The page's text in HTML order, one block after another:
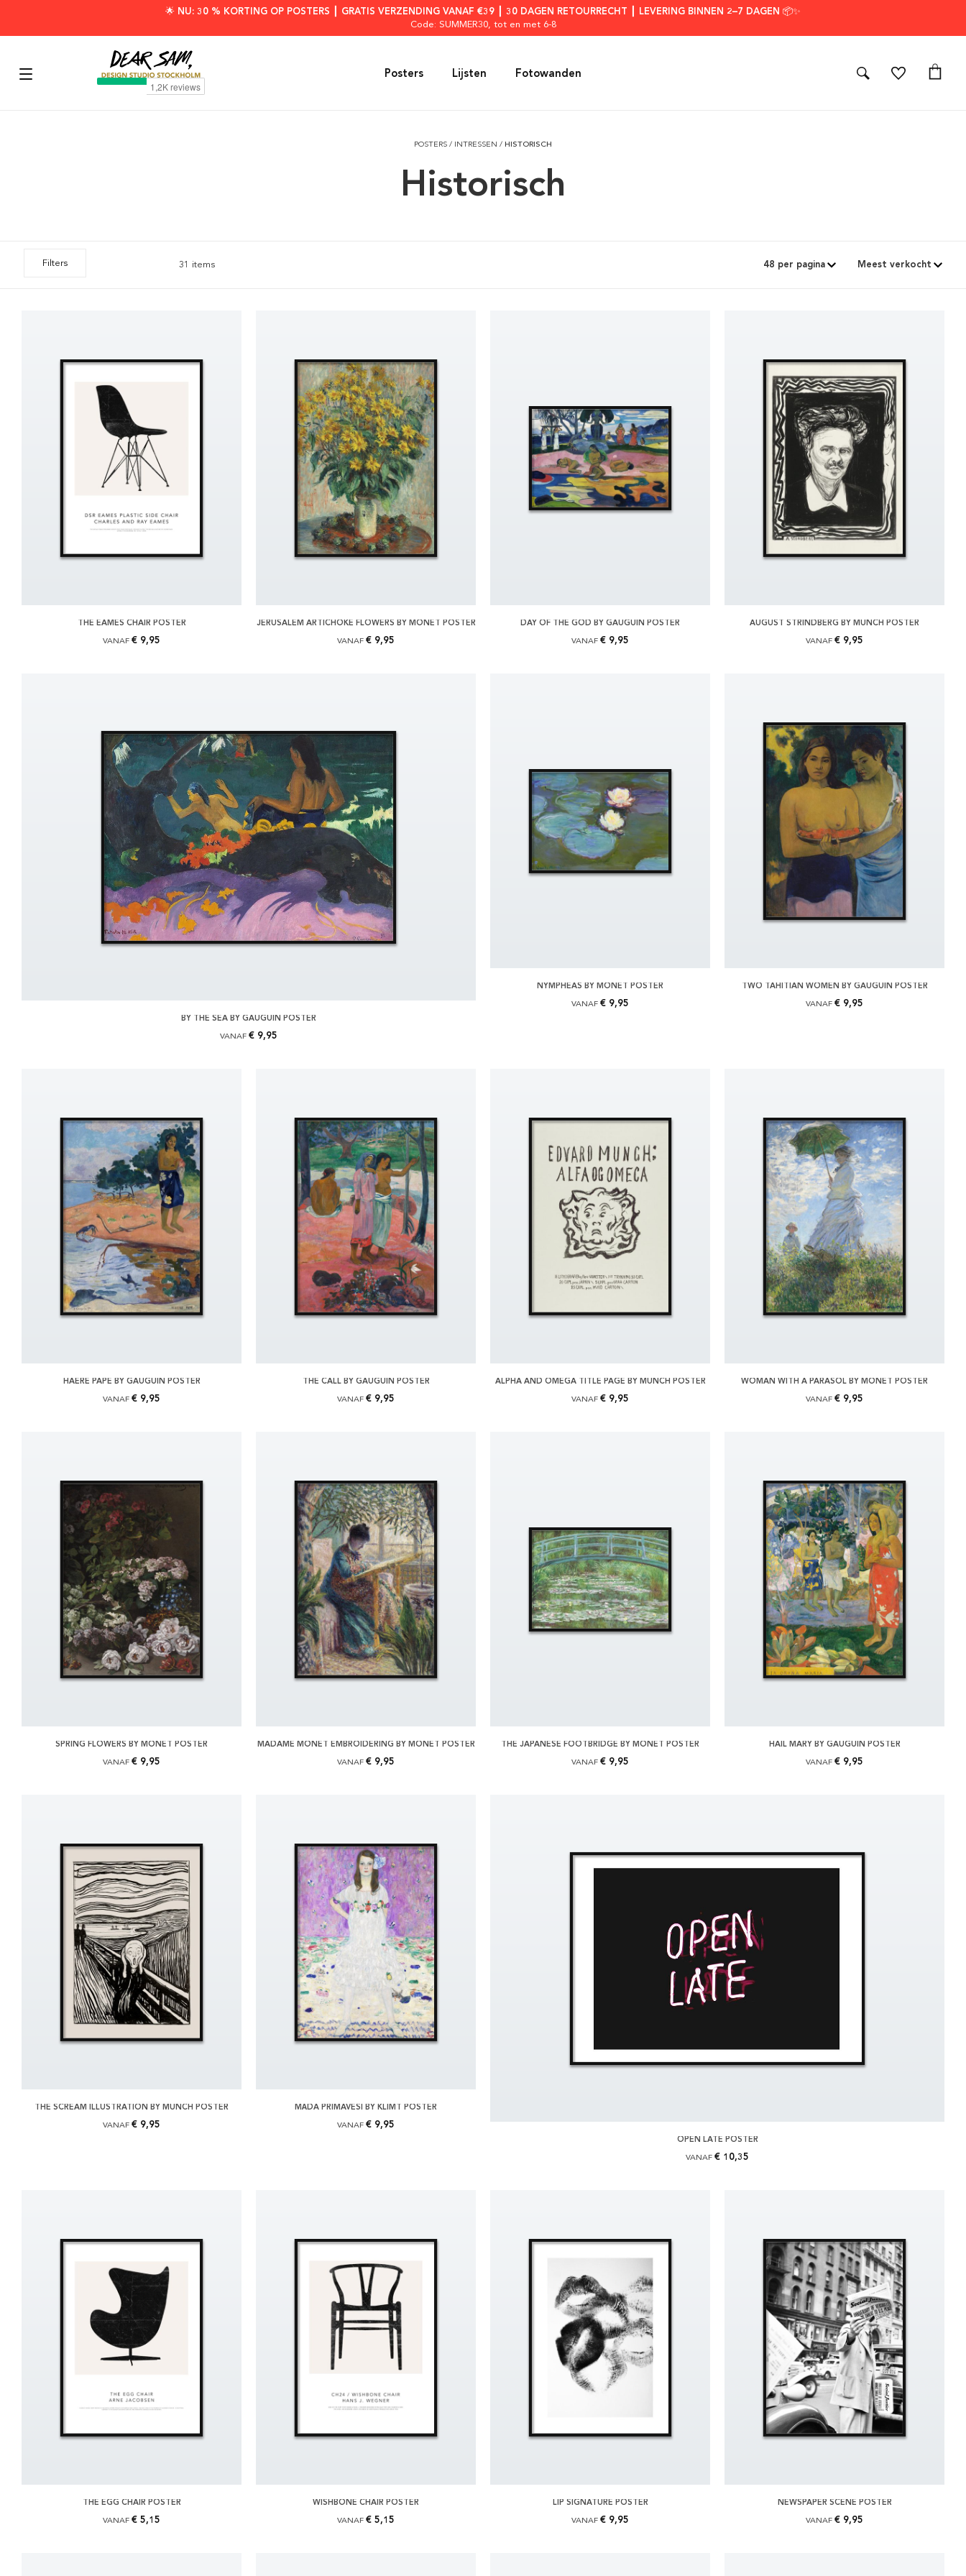
🌟 NU: 30 % KORTING OP POSTERS ┃ GRATIS VERZENDING VANAF €39 ┃ 30 DAGEN RETOURRECHT ┃ LEVERING BINNEN 2–7 DAGEN 📦✨
Code: SUMMER30, tot en met 6-8
Posters Lijsten Fotowanden
POSTERS / INTRESSEN / HISTORISCH
Historisch
Filters 31 items
THE EAMES CHAIR POSTER
VANAF € 9,95
JERUSALEM ARTICHOKE FLOWERS BY MONET POSTER
VANAF € 9,95
DAY OF THE GOD BY GAUGUIN POSTER
VANAF € 9,95
BY THE SEA BY GAUGUIN POSTER
VANAF € 9,95
AUGUST STRINDBERG BY MUNCH POSTER
VANAF € 9,95
NYMPHEAS BY MONET POSTER
VANAF € 9,95
TWO TAHITIAN WOMEN BY GAUGUIN POSTER
VANAF € 9,95
HAERE PAPE BY GAUGUIN POSTER
VANAF € 9,95
THE CALL BY GAUGUIN POSTER
VANAF € 9,95
ALPHA AND OMEGA TITLE PAGE BY MUNCH POSTER
VANAF € 9,95
WOMAN WITH A PARASOL BY MONET POSTER
VANAF € 9,95
SPRING FLOWERS BY MONET POSTER
VANAF € 9,95
MADAME MONET EMBROIDERING BY MONET POSTER
VANAF € 9,95
THE JAPANESE FOOTBRIDGE BY MONET POSTER
VANAF € 9,95
HAIL MARY BY GAUGUIN POSTER
VANAF € 9,95
THE SCREAM ILLUSTRATION BY MUNCH POSTER
VANAF € 9,95
MÄDA PRIMAVESI BY KLIMT POSTER
VANAF € 9,95
OPEN LATE POSTER
VANAF € 10,35
THE EGG CHAIR POSTER
VANAF € 5,15
WISHBONE CHAIR POSTER
VANAF € 5,15
LIP SIGNATURE POSTER
VANAF € 9,95
NEWSPAPER SCENE POSTER
VANAF € 9,95